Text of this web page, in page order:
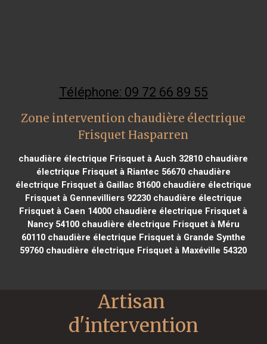
Téléphone: 09 72 66 89 55
Zone intervention chaudière électrique
Frisquet Hasparren
chaudière électrique Frisquet à Auch 32810 chaudière
électrique Frisquet à Riantec 56670chaudière
électrique Frisquet à Gaillac 81600chaudière électrique
Frisquet à Gennevilliers 92230chaudière électrique
Frisquet à Caen 14000 chaudière électrique Frisquet à
Nancy 54100chaudière électrique Frisquet à Méru
60110chaudière électrique Frisquet à Grande Synthe
59760 chaudière électrique Frisquet à Maxéville 54320
Artisan
d'intervention